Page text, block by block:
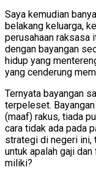
Saya kemudian
belakang keluarga,
perusahaan raksasa
dengan bayangan
hidup yang
yang cenderung
Ternyata bayangan
terpeleset.
(maaf) rakus, tiada
cara tidak ada pada
strategi di negeri ini,
untuk apalah gaji
miliki?